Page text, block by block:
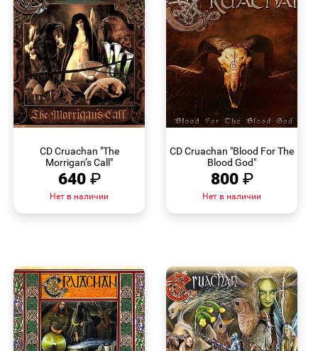
CD Cruachan "The
Morrigan’s Call"
640 ₽
Нет в наличии
CD Cruachan "Blood For The
Blood God"
800 ₽
Нет в наличии